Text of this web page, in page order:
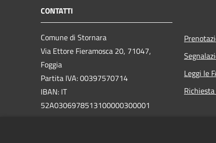
CONTATTI
Comune di Stornara
Via Ettore Fieramosca 20, 71047,
Foggia
Partita IVA: 00397570714
IBAN: IT
52A0306978513100000300001
Leggi le